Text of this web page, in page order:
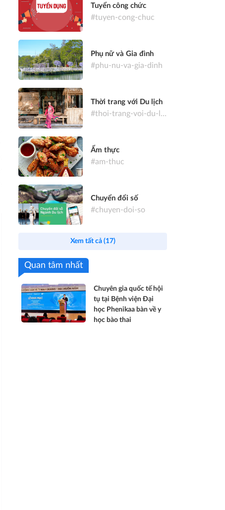
Tuyển công chức
#tuyen-cong-chuc
Phụ nữ và Gia đình
#phu-nu-va-gia-dinh
Thời trang với Du lịch
#thoi-trang-voi-du-lich
Ẩm thực
#am-thuc
Chuyển đổi số
#chuyen-doi-so
Xem tất cả (17)
Quan tâm nhất
Chuyên gia quốc tế hội
tụ tại Bệnh viện Đại
học Phenikaa bàn về y
học bào thai